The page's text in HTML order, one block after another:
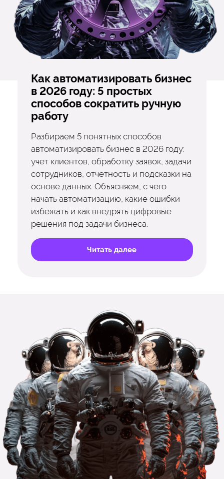
Как автоматизировать бизнес
в 2026 году: 5 простых
способов сократить ручную
работу
Разбираем 5 понятных способов
автоматизировать бизнес в 2026 году:
учет клиентов, обработку заявок, задачи
сотрудников, отчетность и подсказки на
основе данных. Объясняем, с чего
начать автоматизацию, какие ошибки
избежать и как внедрять цифровые
решения под задачи бизнеса.
Читать далее